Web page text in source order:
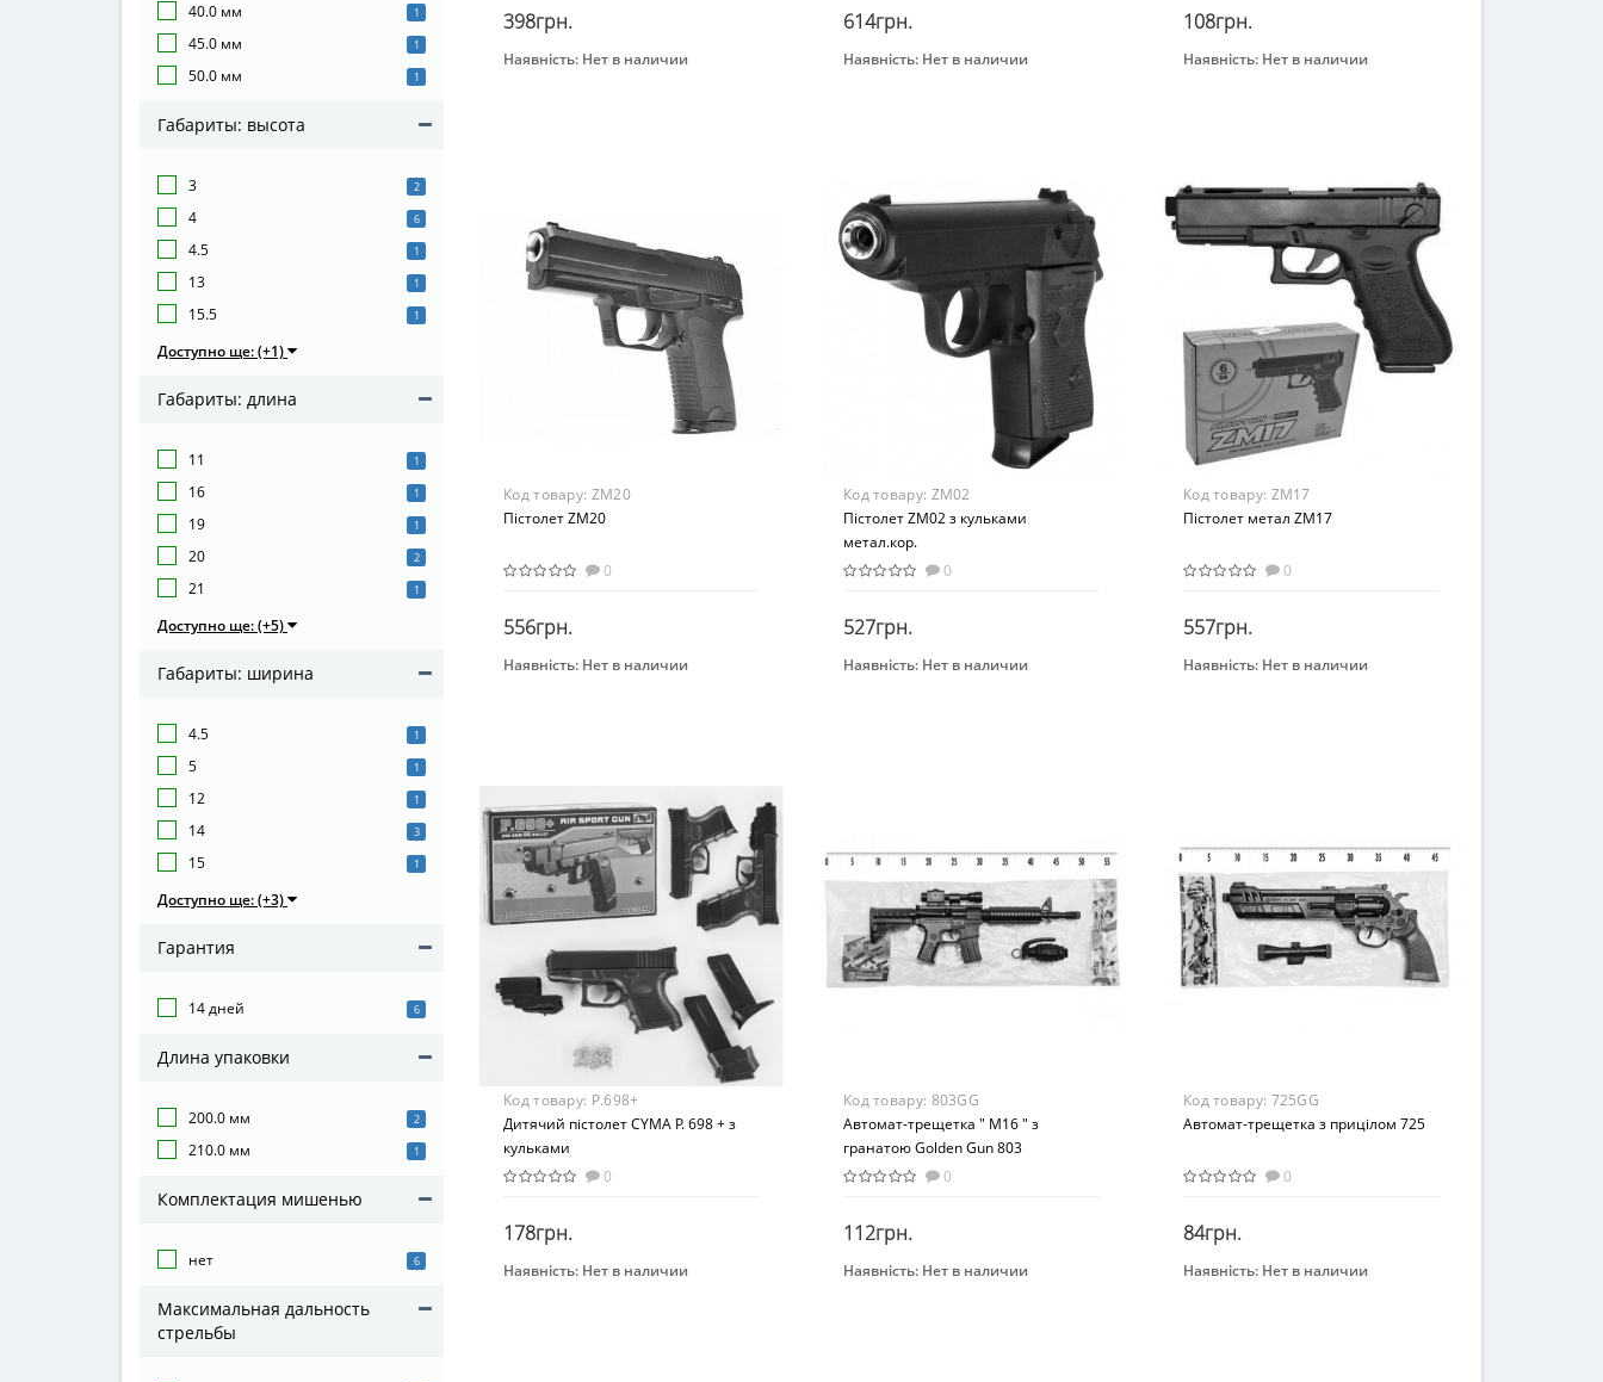
40.0 мм 1
45.0 мм 1
50.0 мм 1
Габариты: высота
3 2
4 6
4.5 1
13 1
15.5 1
Доступно ще: (+1)
Габариты: длина
11 1
16 1
19 1
20 2
21 1
Доступно ще: (+5)
Габариты: ширина
4.5 1
5 1
12 1
14 3
15 1
Доступно ще: (+3)
Гарантия
14 дней 6
Длина упаковки
200.0 мм 2
210.0 мм 1
Комплектация мишенью
нет 6
Максимальная дальность
стрельбы
398грн.
Закінчився
Наявність: Нет в наличии
Металл
614грн.
Закінчився
Наявність: Нет в наличии
Материал
Металл
108грн.
Закінчився
Наявність: Нет в наличии
Возраст
От 4-х лет
Код товару: ZM20
Пістолет ZM20
0
556грн.
Закінчився
Наявність: Нет в наличии
Код товару: ZM02
Пістолет ZM02 з кульками
метал.кор.
0
527грн.
Закінчився
Наявність: Нет в наличии
Код товару: ZM17
Пістолет метал ZM17
0
557грн.
Закінчився
Наявність: Нет в наличии
Материал
Комбинированный
Код товару: P.698+
Дитячий пістолет CYMA P. 698 + з
кульками
0
178грн.
Закінчився
Наявність: Нет в наличии
Код товару: 803GG
Автомат-трещетка " M16 " з
гранатою Golden Gun 803
0
112грн.
Закінчився
Наявність: Нет в наличии
Код товару: 725GG
Автомат-трещетка з прицілом 725
0
84грн.
Закінчився
Наявність: Нет в наличии